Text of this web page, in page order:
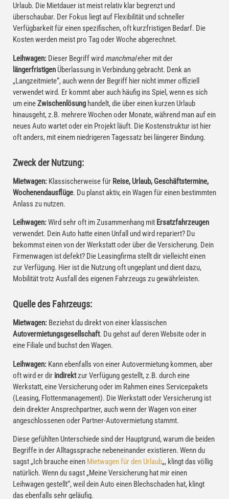
Urlaub. Die Mietdauer ist meist relativ klar begrenzt und
überschaubar. Der Fokus liegt auf Flexibilität und schneller
Verfügbarkeit für einen spezifischen, oft kurzfristigen Bedarf. Die
Kosten werden meist pro Tag oder Woche abgerechnet.
Leihwagen: Dieser Begriff wird manchmaleher mit der
längerfristigen Überlassung in Verbindung gebracht. Denk an
„Langzeitmiete“, auch wenn der Begriff hier nicht immer offiziell
verwendet wird. Er kommt aber auch häufig ins Spiel, wenn es sich
um eineZwischenlösung handelt, die über einen kurzen Urlaub
hinausgeht, z.B. mehrere Wochen oder Monate, während man auf ein
neues Auto wartet oder ein Projekt läuft. Die Kostenstruktur ist hier
oft anders, mit einem niedrigeren Tagessatz bei längerer Bindung.
Zweck der Nutzung:
Mietwagen: Klassischerweise für Reise, Urlaub, Geschäftstermine,
Wochenendausflüge. Du planst aktiv, ein Wagen für einen bestimmten
Anlass zu nutzen.
Leihwagen:Wird sehr oft im Zusammenhang mit Ersatzfahrzeugen
verwendet. Dein Auto hatte einen Unfall und wird repariert? Du
bekommst einen von der Werkstatt oder über die Versicherung. Dein
Firmenwagen ist defekt? Die Leasingfirma stellt dir vielleicht einen
zur Verfügung. Hier ist die Nutzung oft ungeplant und dient dazu,
Mobilität trotz Ausfall des eigenen Fahrzeugs zu gewährleisten.
Quelle des Fahrzeugs:
Mietwagen: Beziehst du direkt von einer klassischen
Autovermietungsgesellschaft. Du gehst auf deren Website oder in
eine Filiale und buchst den Wagen.
Leihwagen: Kann ebenfalls von einer Autovermietung kommen, aber
oft wird er dir indirektzur Verfügung gestellt, z.B. durch eine
Werkstatt, eine Versicherung oder im Rahmen eines Servicepakets
(Leasing, Flottenmanagement). Die Werkstatt oder Versicherung ist
dein direkter Ansprechpartner, auch wenn der Wagen von einer
angeschlossenen oder Partner-Autovermietung stammt.
Diese gefühlten Unterschiede sind der Hauptgrund, warum die beiden
Begriffe in der Alltagssprache nebeneinander existieren. Wenn du
sagst „Ich brauche einen Mietwagen für den Urlaub„, klingt das völlig
natürlich. Wenn du sagst „Meine Versicherung hat mir einen
Leihwagen gestellt“, weil dein Auto einen Blechschaden hat, klingt
das ebenfalls sehr geläufig.